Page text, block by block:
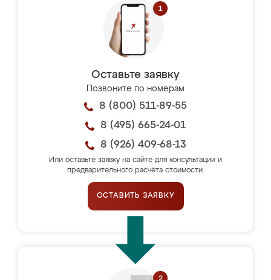
Оставьте заявку
Позвоните по номерам
8 (800) 511-89-55
8 (495) 665-24-01
8 (926) 409-68-13
Или оставьте заявку на сайте для консультации и
предварительного расчёта стоимости.
ОСТАВИТЬ ЗАЯВКУ